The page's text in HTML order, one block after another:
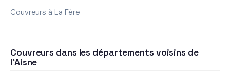
Couvreurs à La Fère
Couvreurs dans les départements voisins de
l'Aisne